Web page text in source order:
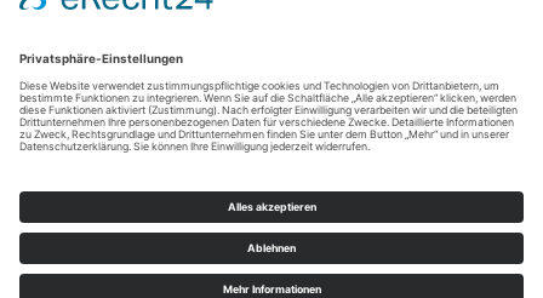
Impressum|Datenschutzerklärung|Barrierefreiheitserklärung|Kontakt
E: info@lennestadt-kirchhundem.de
Cookie-Einstellungen